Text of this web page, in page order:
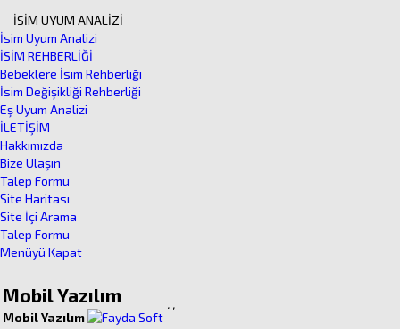
İSİM UYUM ANALİZİ
İsim Uyum Analizi
İSİM REHBERLİĞİ
Bebeklere İsim Rehberliği
İsim Değişikliği Rehberliği
Eş Uyum Analizi
İLETİŞİM
Hakkımızda
Bize Ulaşın
Talep Formu
Site Haritası
Site İçi Arama
Talep Formu
Menüyü Kapat
Mobil Yazılım
Mobil Yazılım
. ,